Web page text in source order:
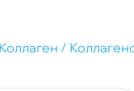
Коллаген /